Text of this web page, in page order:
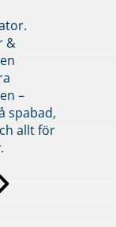
&
–
spabad,
allt för